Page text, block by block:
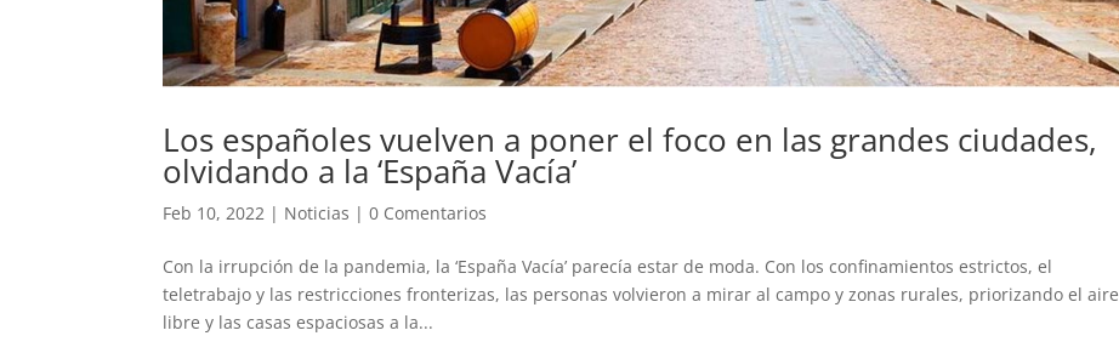
Los españoles vuelven a poner el foco en las grandes ciudades,
olvidando a la ‘España Vacía’
Feb 10, 2022 | Noticias |0 Comentarios
Con la irrupción de la pandemia, la ‘España Vacía’ parecía estar de moda. Con los confinamientos estrictos, el
teletrabajo y las restricciones fronterizas, las personas volvieron a mirar al campo y zonas rurales, priorizando el aire
libre y las casas espaciosas a la...